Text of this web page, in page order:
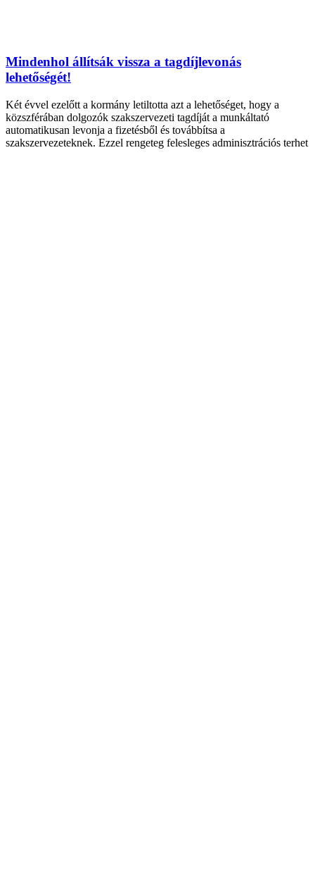
Mindenhol állítsák vissza a tagdíjlevonás
lehetőségét!
Két évvel ezelőtt a kormány letiltotta azt a lehetőséget, hogy a
közszférában dolgozók szakszervezeti tagdíját a munkáltató
automatikusan levonja a fizetésből és továbbítsa a
szakszervezeteknek. Ezzel rengeteg felesleges adminisztrációs terhet